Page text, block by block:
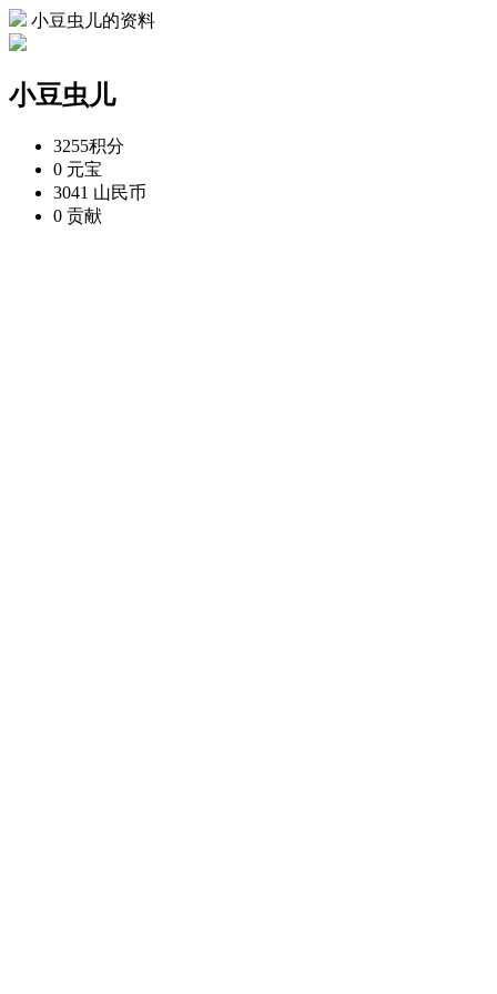
小豆虫儿的资料
小豆虫儿
3255积分
0 元宝
3041 山民币
0 贡献